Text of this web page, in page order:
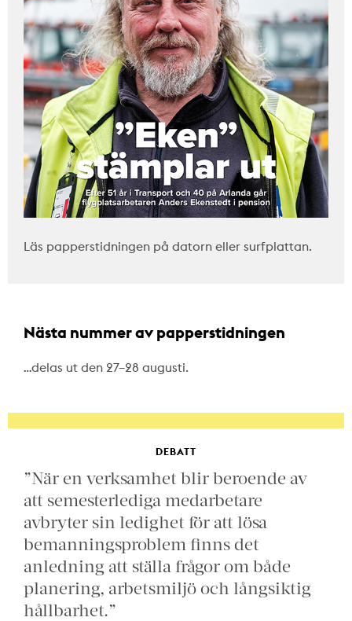
Läs papperstidningen på datorn eller surfplattan.
Nästa nummer av papperstidningen
…delas ut den 27–28 augusti.
DEBATT
”När en verksamhet blir beroende av
att semesterlediga medarbetare
avbryter sin ledighet för att lösa
bemanningsproblem finns det
anledning att ställa frågor om både
planering, arbetsmiljö och långsiktig
hållbarhet.”